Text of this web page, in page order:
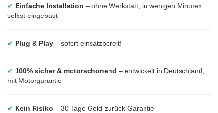
✔ Einfache Installation – ohne Werkstatt, in wenigen Minuten
selbst eingebaut
✔ Plug & Play – sofort einsatzbereit!
✔ 100% sicher & motorschonend – entwickelt in Deutschland,
mit Motorgarantie
✔ Kein Risiko – 30 Tage Geld-zurück-Garantie